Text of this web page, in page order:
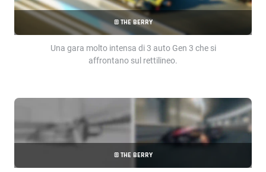
© THE BERRY
Una gara molto intensa di 3 auto Gen 3 che si
affrontano sul rettilineo.
© THE BERRY